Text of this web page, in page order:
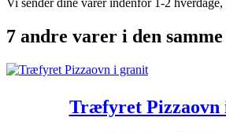
Vi sender dine varer indenfor 1-2 hverdage,
7 andre varer i den
Træfyret Pizzaovn